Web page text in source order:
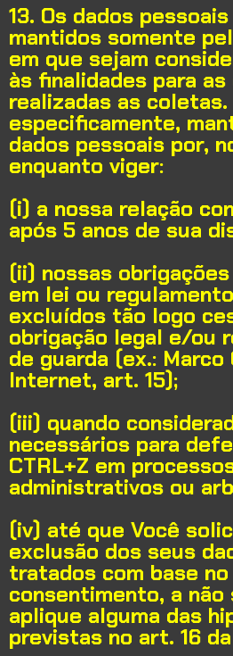
13. Os dados
mantidos somente
em que sejam
às finalidades para
realizadas as coletas.
especificamente,
dados pessoais por,
enquanto viger:
(i) a nossa relação
após 5 anos de sua
(ii) nossas
em lei ou
excluídos tão logo
obrigação legal e/ou
de guarda (ex.: Marco
Internet, art. 15);
(iii) quando
necessários para
CTRL+Z em
administrativos ou
(iv) até que Você
exclusão dos seus
tratados com base
consentimento, a não
aplique alguma das
previstas no art. 16 da